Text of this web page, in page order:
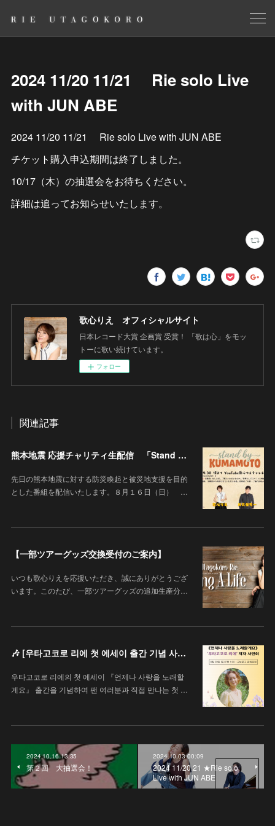
2024 11/20 11/21 Rie solo Live
with JUN ABE
2024 11/20 11/21 Rie solo Live with JUN ABE
チケット購入申込期間は終了しました。
10/17（木）の抽選会をお待ちください。
詳細は追ってお知らせいたします。
歌心りえ オフィシャルサイト
日本レコード大賞 企画賞 受賞！ 「歌は心」をモッ
トーに歌い続けています。
フォロー
関連記事
熊本地震 応援チャリティ生配信 「Stand By KUMAMOTO」
先日の熊本地震に対する防災喚起と被災地支援を目的
とした番組を配信いたします。８月１６日（日） …
【一部ツアーグッズ交換受付のご案内】
いつも歌心りえを応援いただき、誠にありがとうござ
います。このたび、一部ツアーグッズの追加生産分…
🎶 [우타고코로 리에 첫 에세이 출간 기념 사인회 안내 / 歌心りえ 初エッセイ出版記念サイン会のお知らせ]
우타고코로 리에의 첫 에세이 『언제나 사랑을 노래할
게요』 출간을 기념하여 팬 여러분과 직접 만나는 첫 …
2024.10.16 13:35
第２回 大抽選会！
2024.10.03 00:09
2024 11/20.21 ★Rie solo
Live with JUN ABE